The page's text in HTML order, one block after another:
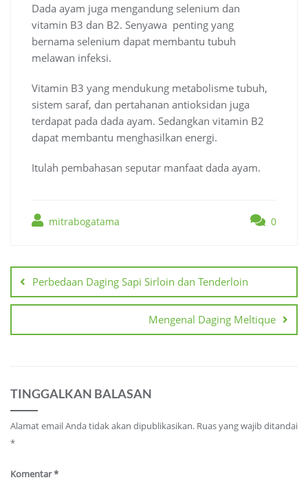
Dada ayam juga mengandung selenium dan
vitamin B3 dan B2. Senyawa penting yang
bernama selenium dapat membantu tubuh
melawan infeksi.
Vitamin B3 yang mendukung metabolisme tubuh,
sistem saraf, dan pertahanan antioksidan juga
terdapat pada dada ayam. Sedangkan vitamin B2
dapat membantu menghasilkan energi.
Itulah pembahasan seputar manfaat dada ayam.
mitrabogatama 0
posPerbedaan Daging Sapi Sirloin dan Tenderloin
Mengenal Daging Meltique
TINGGALKAN BALASAN
Alamat email Anda tidak akan dipublikasikan. Ruas yang wajib ditandai
*
Komentar*